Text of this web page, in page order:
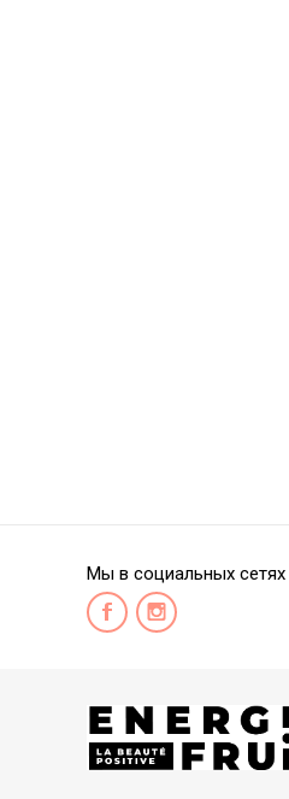
Мы в социальных сетях